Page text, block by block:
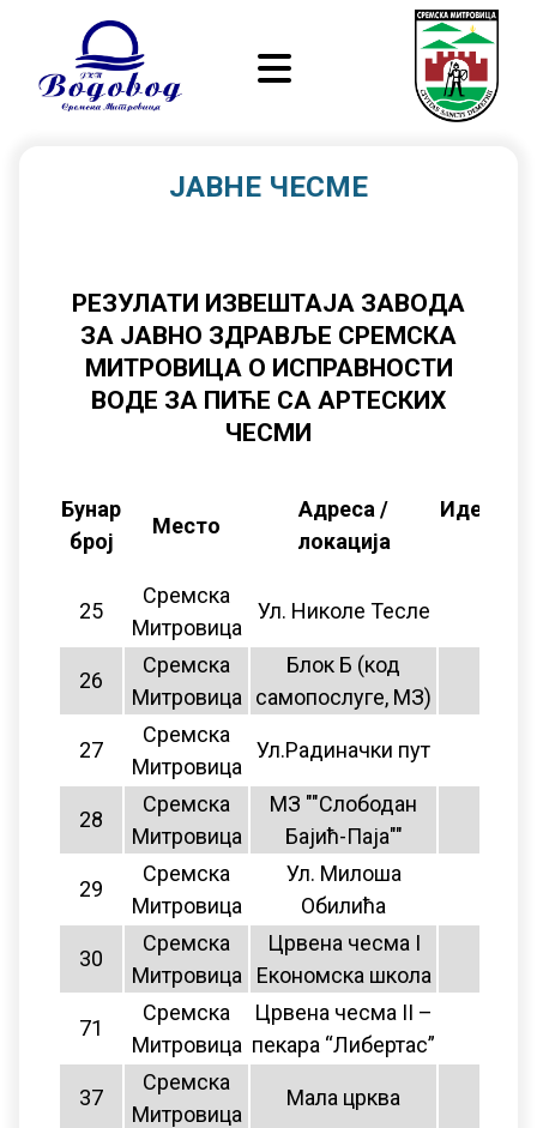
ЈАВНЕ ЧЕСМЕ
РЕЗУЛАТИ ИЗВЕШТАЈА ЗАВОДА
ЗА ЈАВНО ЗДРАВЉЕ СРЕМСКА
МИТРОВИЦА О ИСПРАВНОСТИ
ВОДЕ ЗА ПИЋЕ СА АРТЕСКИХ
ЧЕСМИ
Бунар
број
Место
Адреса /
локација
25
Сремска
Митровица
Ул. Николе Тесле
26
Сремска
Митровица
Блок Б (код
самопослуге, МЗ)
27
Сремска
Митровица
Ул.Радиначки пут
28
Сремска
Митровица
МЗ ""Слободан
Бајић-Паја""
29
Сремска
Митровица
Ул. Милоша
Обилића
30
Сремска
Митровица
Црвена чесма I
Економска школа
71
Сремска
Митровица
Црвена чесма II –
пекара “Либертас”
37
Сремска
Митровица
Мала црква